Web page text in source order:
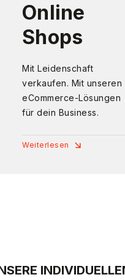
Online
Shops
Mit Leidenschaft
verkaufen. Mit unseren
eCommerce-Lösungen
für dein Business.
Weiterlesen